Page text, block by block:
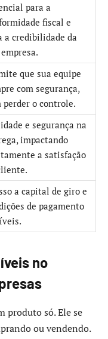
para a
fiscal e
a credibilidade da
que sua equipe
com segurança,
perder o controle.
e segurança na
impactando
a satisfação
a capital de giro e
de pagamento
no
produto só. Ele se
ou vendendo.